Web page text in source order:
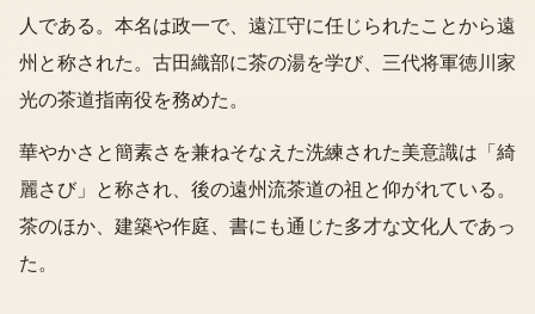
人である。本名は政一で、遠江守に任じられたことから遠
州と称された。古田織部に茶の湯を学び、三代将軍徳川家
光の茶道指南役を務めた。
華やかさと簡素さを兼ねそなえた洗練された美意識は「綺
麗さび」と称され、後の遠州流茶道の祖と仰がれている。
茶のほか、建築や作庭、書にも通じた多才な文化人であっ
た。